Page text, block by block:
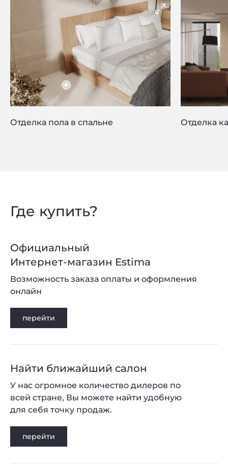
Отделка пола в спальне Отделка
Где купить?
Официальный
Интернет-магазин Estima
перейти
Возможность заказа оплаты и оформления
онлайн
Найти ближайший салон
перейти
У нас огромное количество дилеров по
всей стране, Вы можете найти удобную
для себя точку продаж.